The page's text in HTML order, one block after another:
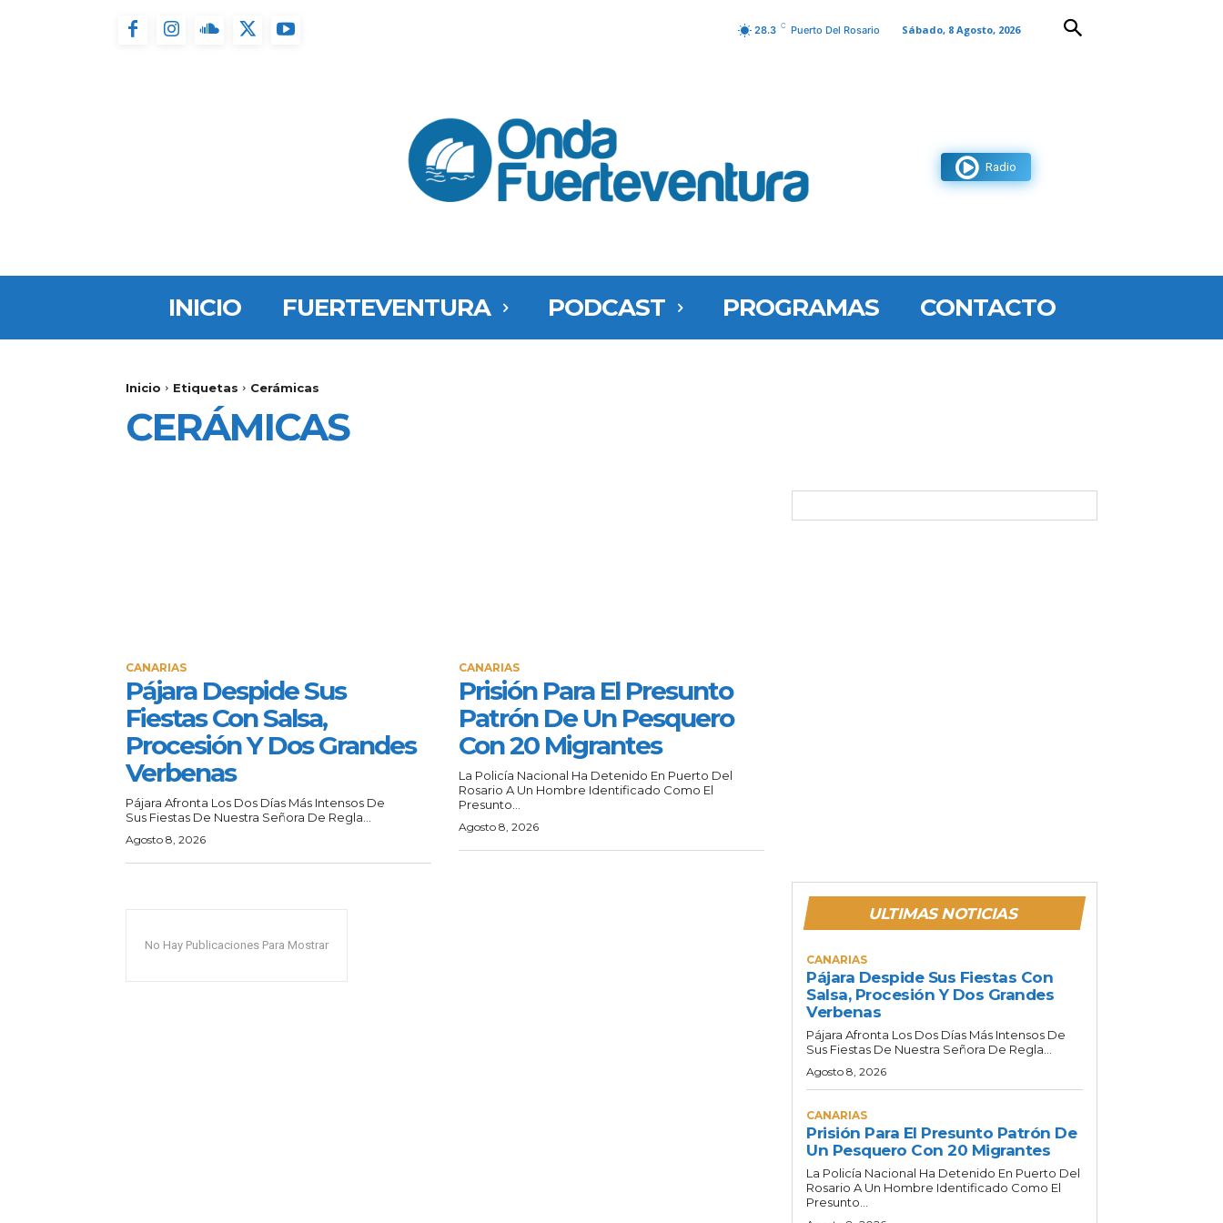
28.3 C Puerto Del Rosario Sábado, 8 Agosto, 2026
Radio
INICIO FUERTEVENTURA PODCAST PROGRAMAS CONTACTO
Inicio Etiquetas Cerámicas
CERÁMICAS
CANARIAS
Pájara Despide Sus
Fiestas Con Salsa,
Procesión Y Dos Grandes
Verbenas
Pájara Afronta Los Dos Días Más Intensos De
Sus Fiestas De Nuestra Señora De Regla...
Agosto 8, 2026
CANARIAS
Prisión Para El Presunto
Patrón De Un Pesquero
Con 20 Migrantes
La Policía Nacional Ha Detenido En Puerto Del
Rosario A Un Hombre Identificado Como El
Presunto...
Agosto 8, 2026
No Hay Publicaciones Para Mostrar
ULTIMAS NOTICIAS
CANARIAS
Pájara Despide Sus Fiestas Con
Salsa, Procesión Y Dos Grandes
Verbenas
Pájara Afronta Los Dos Días Más Intensos De
Sus Fiestas De Nuestra Señora De Regla...
Agosto 8, 2026
CANARIAS
Prisión Para El Presunto Patrón De
Un Pesquero Con 20 Migrantes
La Policía Nacional Ha Detenido En Puerto Del
Rosario A Un Hombre Identificado Como El
Presunto...